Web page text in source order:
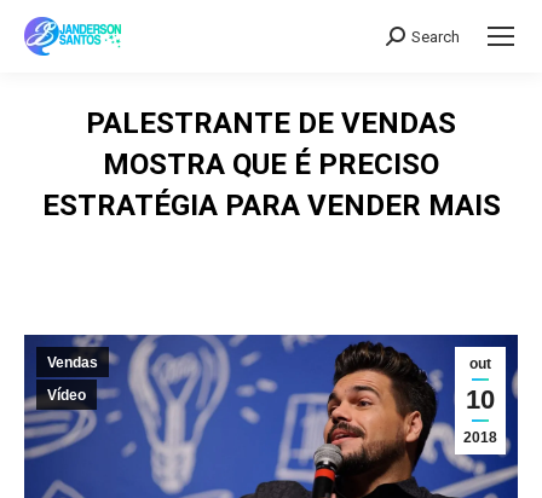
Search:
Search
PALESTRANTE DE VENDAS
MOSTRA QUE É PRECISO
ESTRATÉGIA PARA VENDER MAIS
out
10
2018
Vendas
Vídeo